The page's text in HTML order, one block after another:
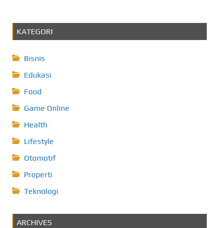
KATEGORI
Bisnis
Edukasi
Food
Game Online
Health
Lifestyle
Otomotif
Properti
Teknologi
ARCHIVES